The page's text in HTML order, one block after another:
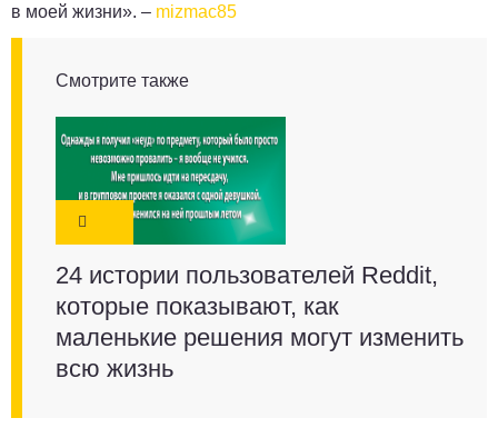
в моей жизни». – mizmac85
Смотрите также
24 истории пользователей Reddit,
которые показывают, как
маленькие решения могут изменить
всю жизнь